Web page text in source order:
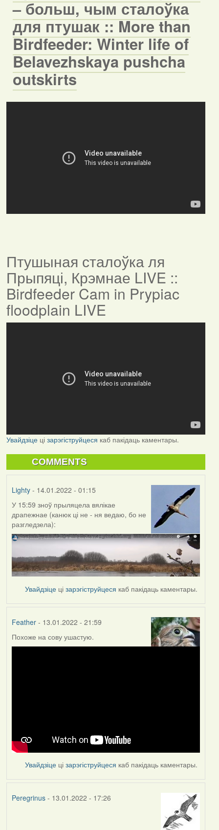
– больш, чым сталоўка
для птушак :: More than
Birdfeeder: Winter life of
Belavezhskaya pushcha
outskirts
Птушыная сталоўка ля
Прыпяці, Крэмнае LIVE ::
Birdfeeder Cam in Prypiac
floodplain LIVE
Увайдзіцеці зарэгіструйцеся каб пакідаць каментары.
COMMENTS
Lighty- 14.01.2022 - 01:15
У 15:59 зноў прыляцела вялікае
драпежнае (канюк ці не - ня ведаю, бо не
разгледзела):
Увайдзіце цізарэгіструйцеся каб пакідаць каментары.
Feather- 13.01.2022 - 21:59
Похоже на сову ушастую.
Увайдзіце цізарэгіструйцеся каб пакідаць каментары.
Peregrinus- 13.01.2022 - 17:26